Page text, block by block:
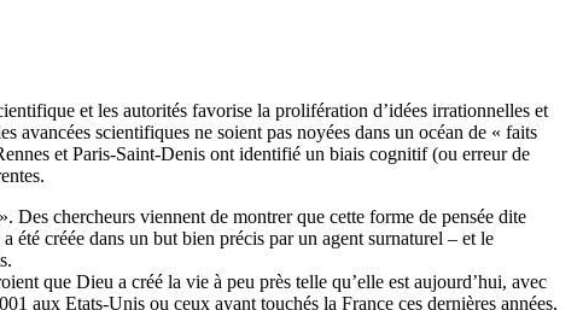
et les autorités favorise la prolifération d’idées irrationnelles et
avancées scientifiques ne soient pas noyées dans un océan de « faits
et Paris-Saint-Denis ont identifié un biais cognitif (ou erreur de
chercheurs viennent de montrer que cette forme de pensée dite
été créée dans un but bien précis par un agent surnaturel – et le
que Dieu a créé la vie à peu près telle qu’elle est aujourd’hui, avec
aux Etats-Unis ou ceux ayant touchés la France ces dernières années,